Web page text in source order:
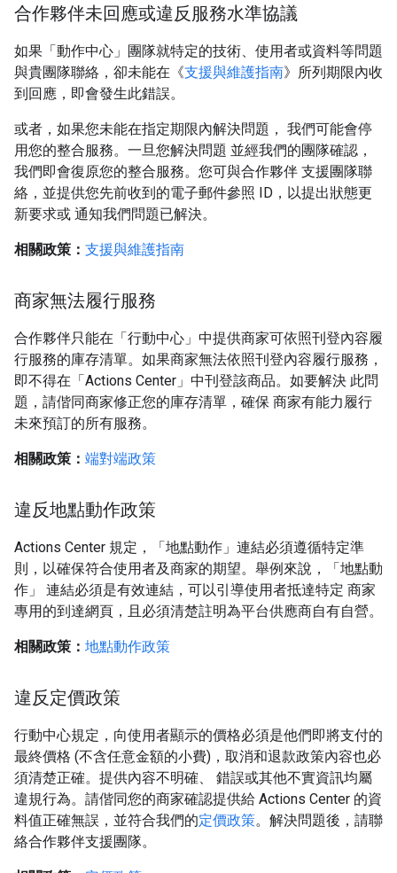
合作夥伴未回應或違反服務水準協議
如果「動作中心」團隊就特定的技術、使用者或資料等問題
與貴團隊聯絡，卻未能在《支援與維護指南》所列期限內收
到回應，即會發生此錯誤。
或者，如果您未能在指定期限內解決問題， 我們可能會停
用您的整合服務。一旦您解決問題 並經我們的團隊確認，
我們即會復原您的整合服務。您可與合作夥伴 支援團隊聯
絡，並提供您先前收到的電子郵件參照 ID，以提出狀態更
新要求或 通知我們問題已解決。
相關政策： 支援與維護指南
商家無法履行服務
合作夥伴只能在「行動中心」中提供商家可依照刊登內容履
行服務的庫存清單。如果商家無法依照刊登內容履行服務，
即不得在「Actions Center」中刊登該商品。如要解決 此問
題，請偕同商家修正您的庫存清單，確保 商家有能力履行
未來預訂的所有服務。
相關政策： 端對端政策
違反地點動作政策
Actions Center 規定，「地點動作」連結必須遵循特定準
則，以確保符合使用者及商家的期望。舉例來說，「地點動
作」 連結必須是有效連結，可以引導使用者抵達特定 商家
專用的到達網頁，且必須清楚註明為平台供應商自有自營。
相關政策： 地點動作政策
違反定價政策
行動中心規定，向使用者顯示的價格必須是他們即將支付的
最終價格 (不含任意金額的小費)，取消和退款政策內容也必
須清楚正確。提供內容不明確、 錯誤或其他不實資訊均屬
違規行為。請偕同您的商家確認提供給 Actions Center 的資
料值正確無誤，並符合我們的定價政策。解決問題後，請聯
絡合作夥伴支援團隊。